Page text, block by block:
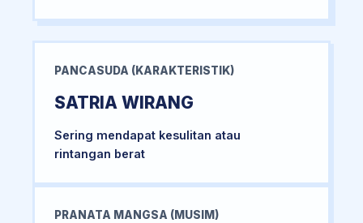
PANCASUDA (KARAKTERISTIK)
SATRIA WIRANG
Sering mendapat kesulitan atau
rintangan berat
PRANATA MANGSA (MUSIM)